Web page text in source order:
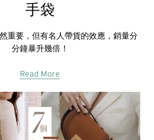
手袋
重要，但有名人帶貨的效應，銷量分
分鐘暴升幾倍！
Read More